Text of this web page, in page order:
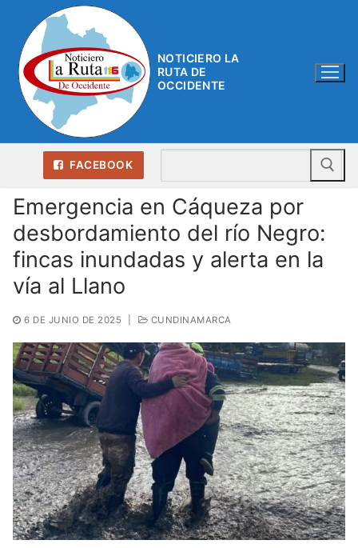
contenido
NOTICIERO LA
RUTA DE
OCCIDENTE
FACEBOOK
Emergencia en Cáqueza por
desbordamiento del río Negro:
fincas inundadas y alerta en la
vía al Llano
6 DE JUNIO DE 2025 CUNDINAMARCA